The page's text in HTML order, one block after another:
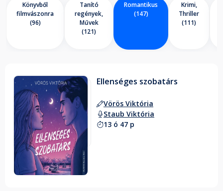
Könyvből
filmvászonra
(96)
Tanító
regények,
Művek
(121)
Romantikus
(147)
Krimi,
Thriller
(111)
Ellenséges szobatárs
Vörös Viktória
Staub Viktória
13 ó 47 p